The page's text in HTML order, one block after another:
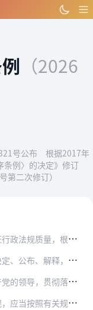
（2026
321号公布 根据2017年
条例〉的决定》修订
二次修订）
院组织法的有关规定，制定本条例。
解释，适用本条例。
路线方针政策和决策部署。
规定及时报告党中央。